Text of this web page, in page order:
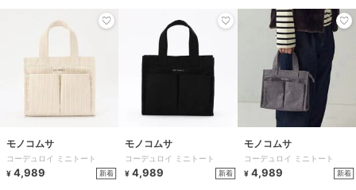
モノコムサ
コーデュロイ ミニトート
¥ 4,989 新着
モノコムサ
コーデュロイ ミニトート
¥ 4,989 新着
モノコムサ
コーデュロイ ミニトート
¥ 4,989 新着